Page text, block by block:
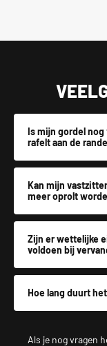
Is mijn gordel
rafelt aan de
Kan mijn
meer oprolt
Zijn er wettelijke
voldoen bij
Hoe lang duurt
Als je nog vragen